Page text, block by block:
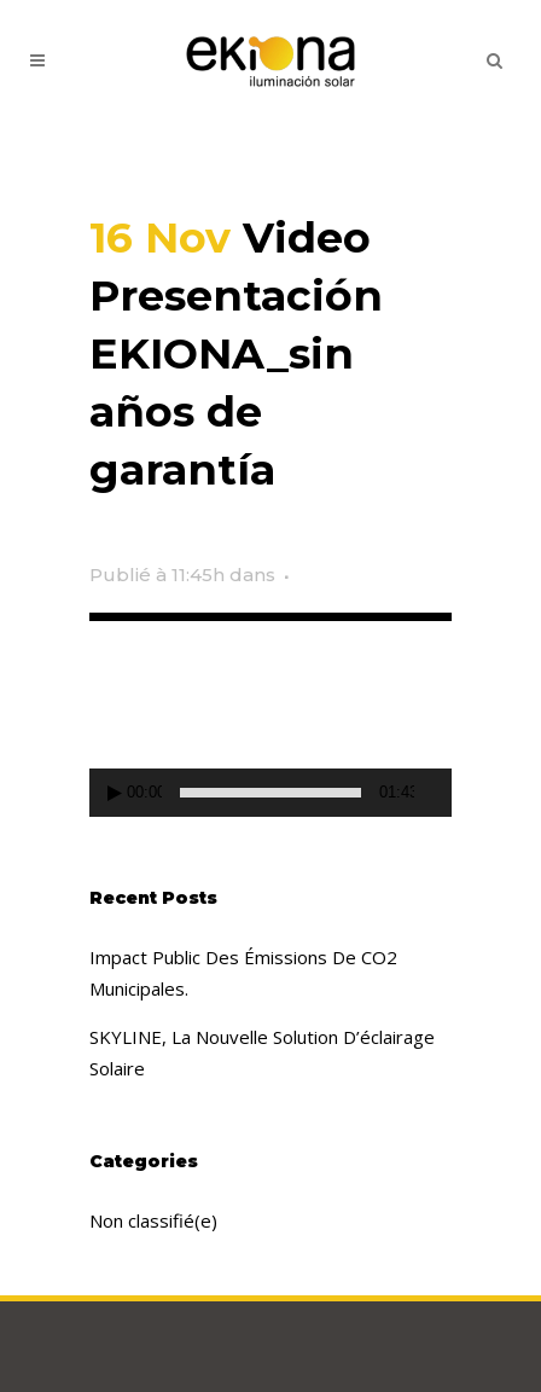
16 Nov Video
Presentación
EKIONA_sin
años de
garantía
Publié à 11:45h dans
Lecteur
00:00 01:43
Recent Posts
Impact Public Des Émissions De CO2
Municipales.
SKYLINE, La Nouvelle Solution D’éclairage
Solaire
Categories
Non classifié(e)